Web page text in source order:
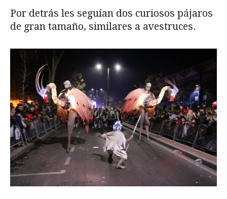
Por detrás les seguían dos curiosos pájaros
de gran tamaño, similares a avestruces.